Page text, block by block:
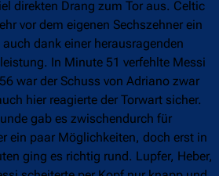
direkten Drang zum Tor aus. Celtic
vor dem eigenen Sechszehner ein
dank einer herausragenden
In Minute 51 verfehlte Messi
war der Schuss von Adriano zwar
hier reagierte der Torwart sicher.
gab es zwischendurch für
ein paar Möglichkeiten, doch erst in
ging es richtig rund. Lupfer, Heber,